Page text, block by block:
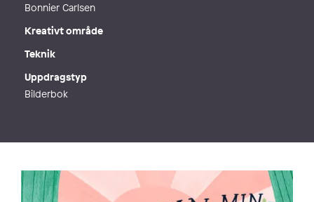
Bonnier Carlsen
Kreativt område
Teknik
Uppdragstyp
Bilderbok